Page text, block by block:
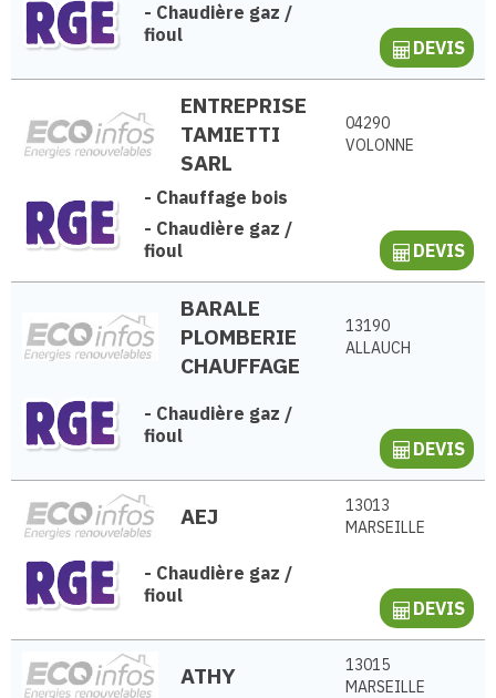
- Chaudière gaz /
fioul
DEVIS
ENTREPRISE
TAMIETTI
SARL
04290
VOLONNE
- Chauffage bois
- Chaudière gaz /
fioul
DEVIS
BARALE
PLOMBERIE
CHAUFFAGE
13190
ALLAUCH
- Chaudière gaz /
fioul
DEVIS
AEJ
13013
MARSEILLE
- Chaudière gaz /
fioul
DEVIS
ATHY
13015
MARSEILLE